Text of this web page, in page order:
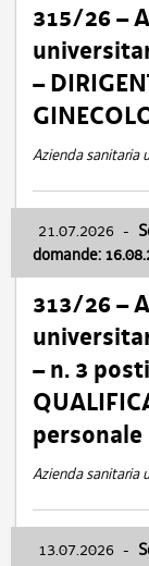
315/26 –
–
Azienda sanitaria
21.07.2026 -
domande:
313/26 –
– n. 3
Azienda sanitaria
13.07.2026 -